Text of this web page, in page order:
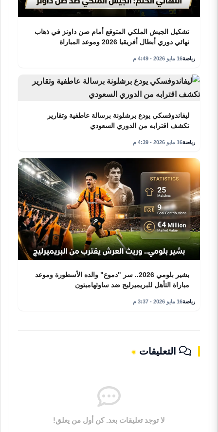
تشكيل الجيش الملكي المتوقع أمام صن داونز في ذهاب
نهائي دوري أبطال أفريقيا 2026 وموعد المباراة
رياضة16 مايو 2026 - 4:49 م
ليفاندوفسكي يودع برشلونة برسالة عاطفية وتقارير
تكشف اقترابه من الدوري السعودي
رياضة16 مايو 2026 - 4:39 م
بشير بلومي 2026.. سر "دموع" والده الأسطورة وموعد
مباراة التأهل للبريميرليج ضد ساوثهامبتون
رياضة16 مايو 2026 - 3:37 م
التعليقات
لا توجد تعليقات بعد. كن أول من يعلق!